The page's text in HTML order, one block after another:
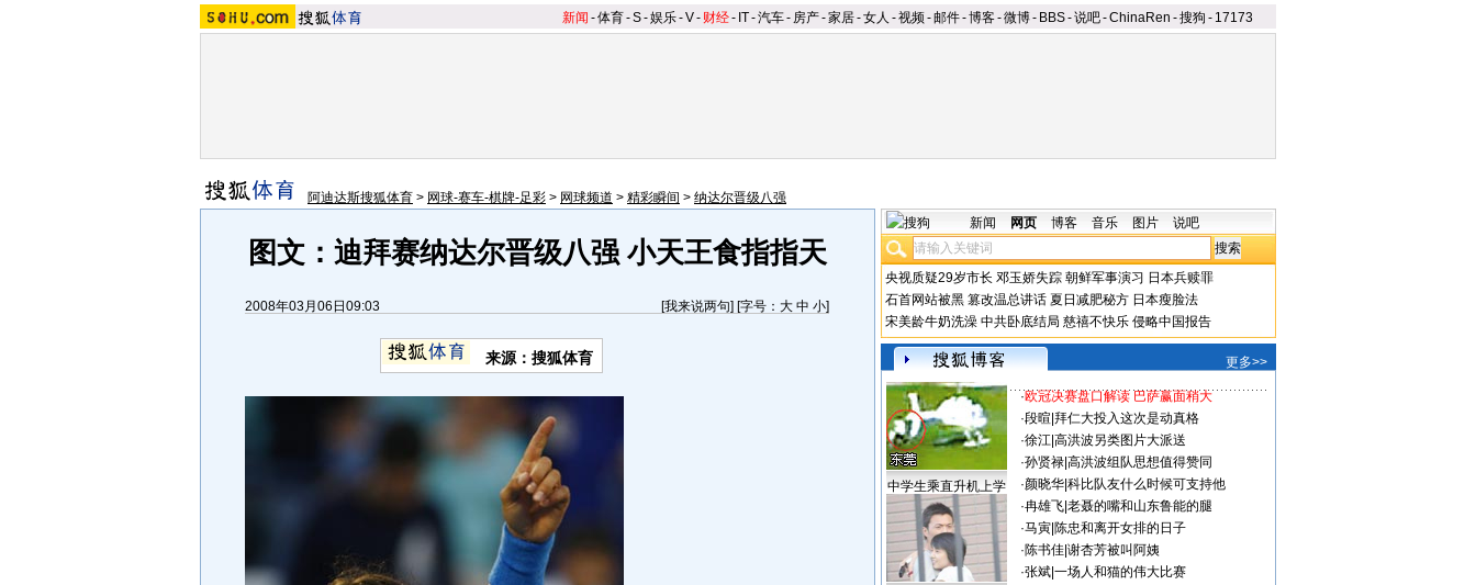
新闻 -体育-S-娱乐-V- 财经- IT-汽车- 房产-家居-女人 -视频-邮件-博客-微博- BBS-说吧-ChinaRen -搜狗 - 17173
阿迪达斯搜狐体育 > 网球-赛车-棋牌-足彩 > 网球频道 > 精彩瞬间 > 纳达尔晋级八强
图文：迪拜赛纳达尔晋级八强 小天王食指指天
2008年03月06日09:03 [我来说两句] [字号： 大 中 小]
来源：搜狐体育
新闻 网页 博客 音乐 图片 说吧
央视质疑29岁市长 邓玉娇失踪 朝鲜军事演习 日本兵赎罪
石首网站被黑 篡改温总讲话 夏日减肥秘方 日本瘦脸法
宋美龄牛奶洗澡 中共卧底结局 慈禧不快乐 侵略中国报告
更多>>
中学生乘直升机上学
·欧冠决赛盘口解读 巴萨赢面稍大
·段暄 拜仁大投入这次是动真格
·徐江| 高洪波另类图片大派送
·孙贤禄| 高洪波组队思想值得赞同
·颜晓华| 科比队友什么时候可支持他
·冉雄飞| 老聂的嘴和山东鲁能的腿
·马寅| 陈忠和离开女排的日子
·陈书佳| 谢杏芳被叫阿姨
·张斌| 一场人和猫的伟大比赛